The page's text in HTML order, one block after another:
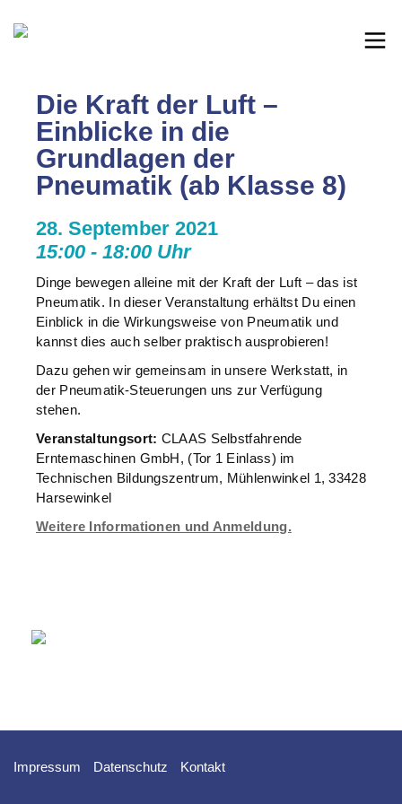
Die Kraft der Luft –
Einblicke in die
Grundlagen der
Pneumatik (ab Klasse 8)
28. September 2021
15:00 - 18:00 Uhr
Dinge bewegen alleine mit der Kraft der Luft – das ist
Pneumatik. In dieser Veranstaltung erhältst Du einen
Einblick in die Wirkungsweise von Pneumatik und
kannst dies auch selber praktisch ausprobieren!
Dazu gehen wir gemeinsam in unsere Werkstatt, in
der Pneumatik-Steuerungen uns zur Verfügung
stehen.
Veranstaltungsort: CLAAS Selbstfahrende
Erntemaschinen GmbH, (Tor 1 Einlass) im
Technischen Bildungszentrum, Mühlenwinkel 1, 33428
Harsewinkel
Weitere Informationen und Anmeldung.
Impressum Datenschutz Kontakt